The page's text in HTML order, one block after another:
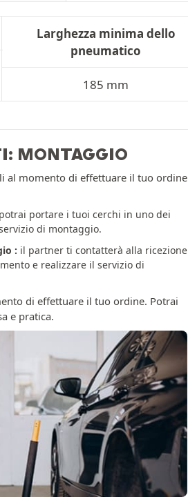
Larghezza minima dello
pneumatico
185 mm
MONTAGGIO
al momento di effettuare il tuo ordine
potrai portare i tuoi cerchi in uno dei
di montaggio.
: il partner ti contatterà alla ricezione
e realizzare il servizio di
di effettuare il tuo ordine. Potrai
e pratica.